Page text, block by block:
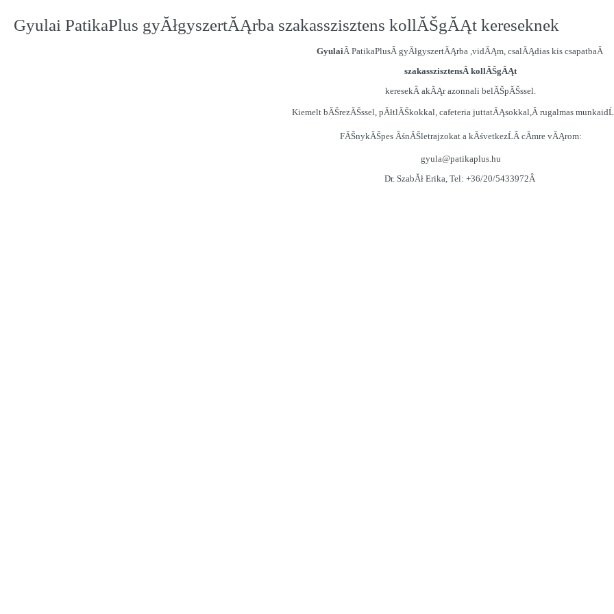
Gyulai PatikaPlus gyĂłgyszertĂĄrba szakasszisztens kollĂŠgĂĄt kereseknek
GyulaiÂ PatikaPlusÂ gyĂłgyszertĂĄrba ,vidĂĄm, csalĂĄdias kis csapatbaÂ
szakasszisztensÂ kollĂŠgĂĄt
keresekÂ akĂĄr azonnali belĂŠpĂŠssel.
Kiemelt bĂŠrezĂŠssel, pĂłtlĂŠkokkal, cafeteria juttatĂĄsokkal,Â rugalmas munkaidĹ
FĂŠnykĂŠpes ĂśnĂŠletrajzokat a kĂśvetkezĹÂ cĂ­mre vĂĄrom:
gyula@patikaplus.hu
Dr. SzabĂł Erika, Tel: +36/20/5433972Â